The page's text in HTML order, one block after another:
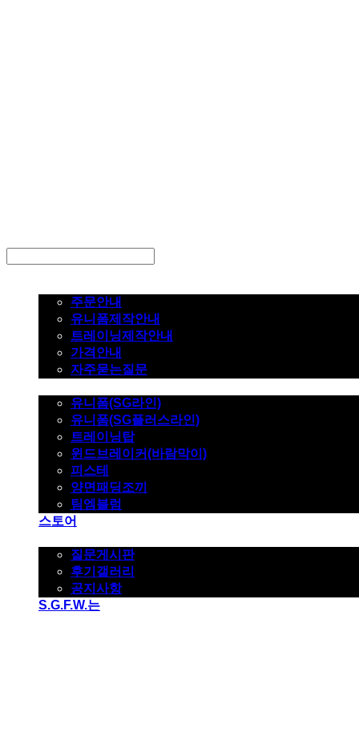
주문안내
유니폼제작안내
트레이닝제작안내
가격안내
자주묻는질문
유니폼(SG라인)
유니폼(SG플러스라인)
트레이닝탑
윈드브레이커(바람막이)
피스테
양면패딩조끼
팀엠블럼
스토어
질문게시판
후기갤러리
공지사항
S.G.F.W.는